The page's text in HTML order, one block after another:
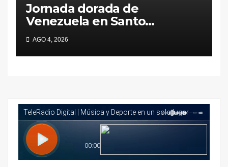
Jornada dorada de
Venezuela en Santo
Domingo 2026 durante el 3
de agosto
AGO 4, 2026